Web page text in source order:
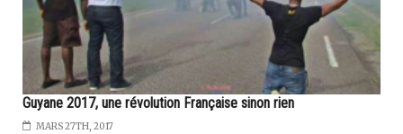
Guyane 2017, une révolution Française sinon rien
MARS 27TH, 2017